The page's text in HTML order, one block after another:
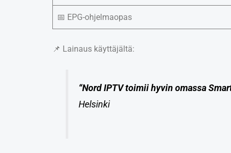
📅 EPG-ohjelmaopas
📌 Lainaus käyttäjältä:
“Nord IPTV toimii hyvin omassa
Helsinki